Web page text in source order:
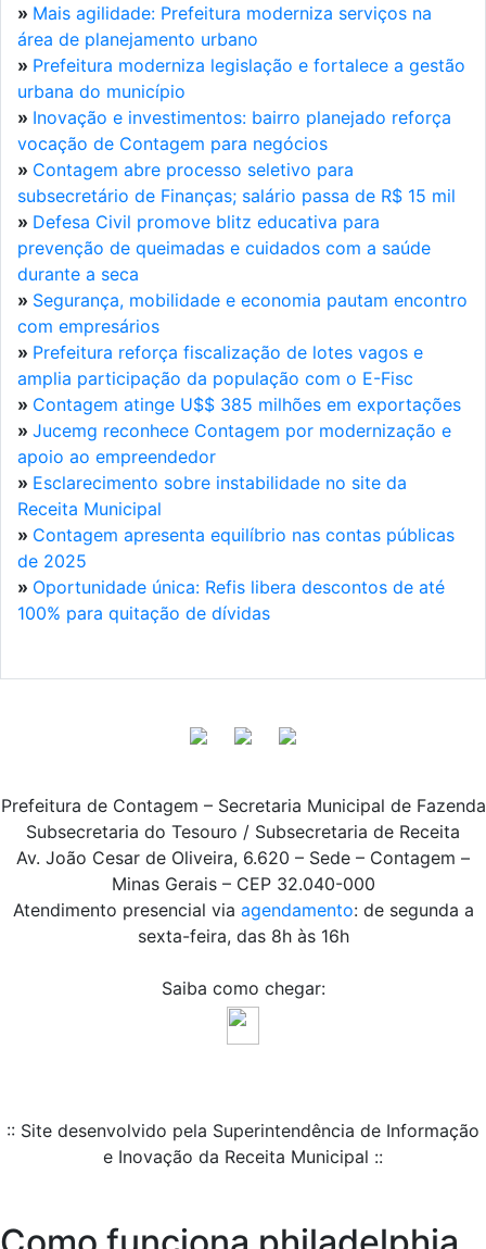
» Mais agilidade: Prefeitura moderniza serviços na
área de planejamento urbano
» Prefeitura moderniza legislação e fortalece a gestão
urbana do município
» Inovação e investimentos: bairro planejado reforça
vocação de Contagem para negócios
» Contagem abre processo seletivo para
subsecretário de Finanças; salário passa de R$ 15 mil
» Defesa Civil promove blitz educativa para
prevenção de queimadas e cuidados com a saúde
durante a seca
» Segurança, mobilidade e economia pautam encontro
com empresários
» Prefeitura reforça fiscalização de lotes vagos e
amplia participação da população com o E-Fisc
» Contagem atinge U$$ 385 milhões em exportações
» Jucemg reconhece Contagem por modernização e
apoio ao empreendedor
» Esclarecimento sobre instabilidade no site da
Receita Municipal
» Contagem apresenta equilíbrio nas contas públicas
de 2025
» Oportunidade única: Refis libera descontos de até
100% para quitação de dívidas
Prefeitura de Contagem – Secretaria Municipal de Fazenda
Subsecretaria do Tesouro / Subsecretaria de Receita
Av. João Cesar de Oliveira, 6.620 – Sede – Contagem –
Minas Gerais – CEP 32.040-000
Atendimento presencial via agendamento: de segunda a
sexta-feira, das 8h às 16h
Saiba como chegar:
:: Site desenvolvido pela Superintendência de Informação
e Inovação da Receita Municipal ::